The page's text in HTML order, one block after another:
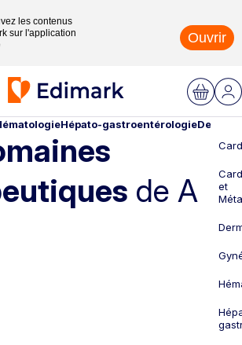
les contenus
sur l'application
Ouvrir
Hépato-gastroentérologie
de A
et